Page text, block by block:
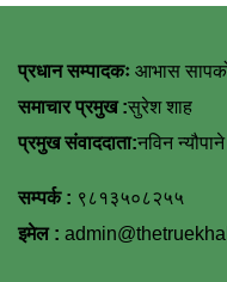
प्रधान सम्पादकः आभास
समाचार प्रमुख :सुरेश शाह
प्रमुख संवाददाता:नविन न्यौपाने
सम्पर्क : ९८१३५०८२५५
इमेल :